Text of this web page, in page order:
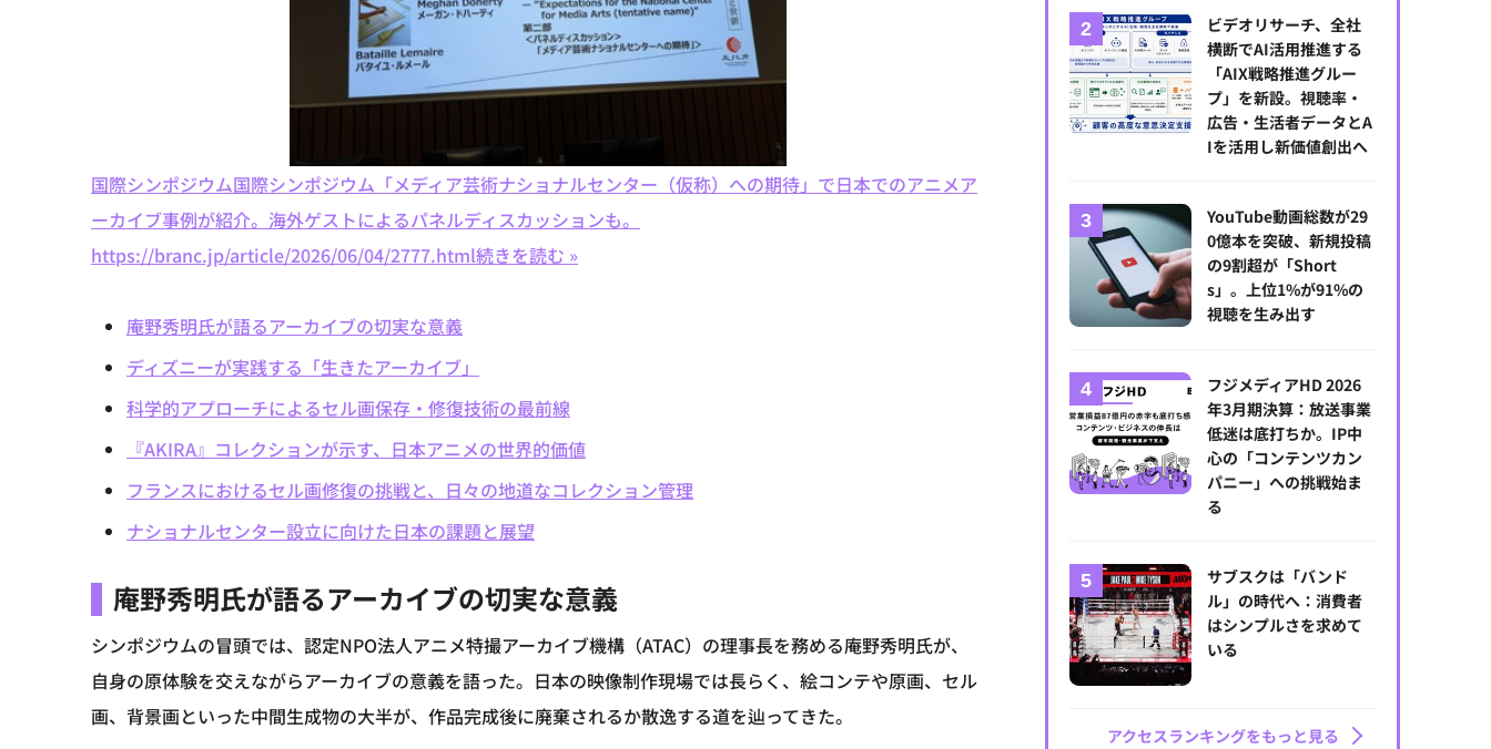
国際シンポジウム国際シンポジウム「メディア芸術ナショナルセンター（仮称）への期待」で日本でのアニメア
ーカイブ事例が紹介。海外ゲストによるパネルディスカッションも。
https://branc.jp/article/2026/06/04/2777.html続きを読む »
庵野秀明氏が語るアーカイブの切実な意義
ディズニーが実践する「生きたアーカイブ」
科学的アプローチによるセル画保存・修復技術の最前線
『AKIRA』コレクションが示す、日本アニメの世界的価値
フランスにおけるセル画修復の挑戦と、日々の地道なコレクション管理
ナショナルセンター設立に向けた日本の課題と展望
庵野秀明氏が語るアーカイブの切実な意義
シンポジウムの冒頭では、認定NPO法人アニメ特撮アーカイブ機構（ATAC）の理事長を務める庵野秀明氏が、
自身の原体験を交えながらアーカイブの意義を語った。日本の映像制作現場では長らく、絵コンテや原画、セル
画、背景画といった中間生成物の大半が、作品完成後に廃棄されるか散逸する道を辿ってきた。
ビデオリサーチ、全社
横断でAI活用推進する
「AIX戦略推進グルー
プ」を新設。視聴率・
広告・生活者データとA
Iを活用し新価値創出へ
YouTube動画総数が29
0億本を突破、新規投稿
の9割超が「Short
s」。上位1%が91%の
視聴を生み出す
フジメディアHD 2026
年3月期決算：放送事業
低迷は底打ちか。IP中
心の「コンテンツカン
パニー」への挑戦始ま
る
サブスクは「バンド
ル」の時代へ：消費者
はシンプルさを求めて
いる
アクセスランキングをもっと見る